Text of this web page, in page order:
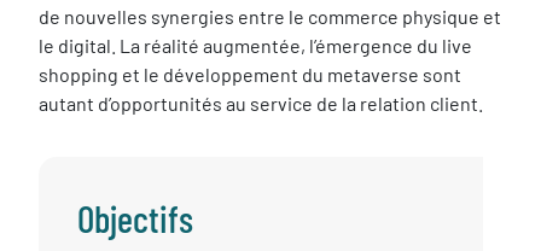
de nouvelles synergies entre le commerce physique et
le digital. La réalité augmentée, l’émergence du live
shopping et le développement du metaverse sont
autant d’opportunités au service de la relation client.
Objectifs